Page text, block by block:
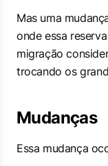
Mas uma
onde essa
migração
trocando os
Mudanças
Essa mudança